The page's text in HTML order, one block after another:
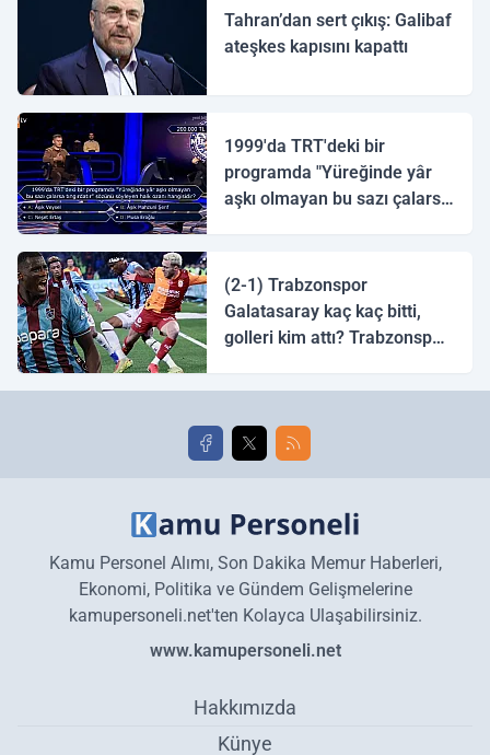
Tahran’dan sert çıkış: Galibaf
ateşkes kapısını kapattı
1999'da TRT'deki bir
programda "Yüreğinde yâr
aşkı olmayan bu sazı çalarsa
(2-1) Trabzonspor
Galatasaray kaç kaç bitti,
golleri kim attı? Trabzonspor
golleri!
Kamu Personel Alımı, Son Dakika Memur Haberleri,
Ekonomi, Politika ve Gündem Gelişmelerine
kamupersoneli.net'ten Kolayca Ulaşabilirsiniz.
www.kamupersoneli.net
Hakkımızda
Künye